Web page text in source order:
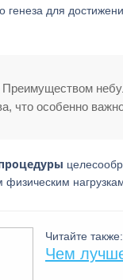
генеза для
Преимуществом
что особенно
физическим
Читайте также:
Чем